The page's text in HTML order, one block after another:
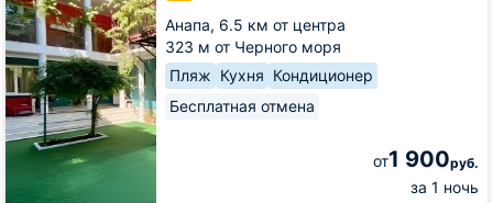
Анапа, 6.5 км от центра
323 м от Черного моря
Пляж Кухня Кондиционер
Бесплатная отмена
от1 900руб.
за 1 ночь
19